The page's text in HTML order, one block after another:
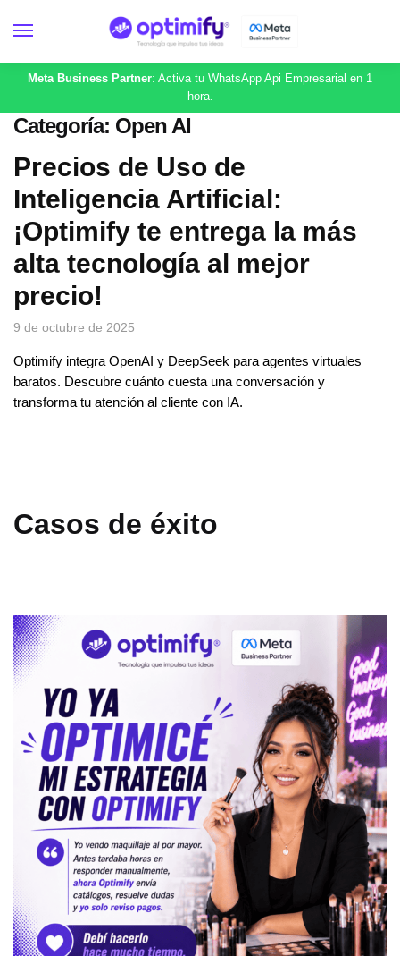
Meta Business Partner: Activa tu WhatsApp Api Empresarial en 1
hora.
Categoría: Open AI
Precios de Uso de
Inteligencia Artificial:
¡Optimify te entrega la más
alta tecnología al mejor
precio!
9 de octubre de 2025
Optimify integra OpenAI y DeepSeek para agentes virtuales
baratos. Descubre cuánto cuesta una conversación y
transforma tu atención al cliente con IA.
Casos de éxito